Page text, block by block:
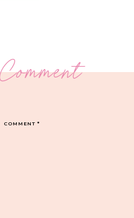
COMMENT*